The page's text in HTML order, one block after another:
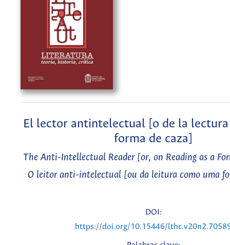
El lector antintelectual [o de la
forma de caza]
The Anti-Intellectual Reader [or, on Reading as a
O leitor anti-intelectual [ou da leitura como uma
DOI:
https://doi.org/10.15446/